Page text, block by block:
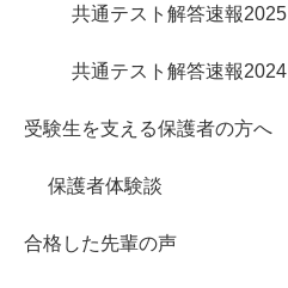
共通テスト解答速報2025
共通テスト解答速報2024
受験生を支える保護者の方へ
保護者体験談
合格した先輩の声